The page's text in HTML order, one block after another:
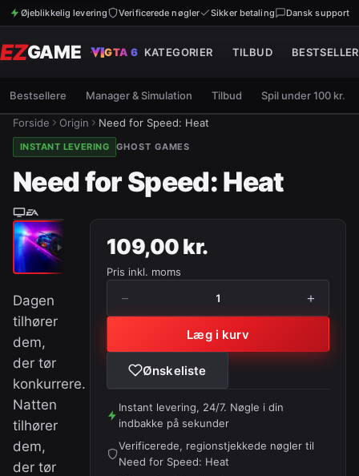
Øjeblikkelig levering Verificerede nøgler Sikker betaling Dansk support
EZGAME GTA 6 KATEGORIER TILBUD
Bestsellere Manager & Simulation Tilbud Spil under 100 kr.
Forside Origin Need for Speed: Heat
INSTANT LEVERING GHOST GAMES
Need for Speed: Heat
Dagen
tilhører
dem,
der tør
konkurrere.
Natten
tilhører
dem,
der tør
109,00 kr.
Pris inkl. moms
− 1 +
Læg i kurv
Ønskeliste
Instant levering, 24/7. Nøgle i din
indbakke på sekunder
Verificerede, regionstjekkede nøgler til
Need for Speed: Heat